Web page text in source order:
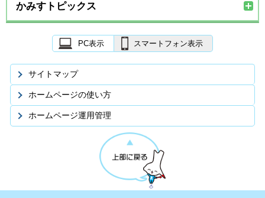
かみすトピックス
PC表示 スマートフォン表示
サイトマップ
ホームページの使い方
ホームページ運用管理